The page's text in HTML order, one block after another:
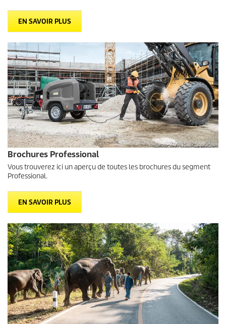
EN SAVOIR PLUS
Brochures Professional
Vous trouverez ici un aperçu de toutes les brochures du segment
Professional.
EN SAVOIR PLUS